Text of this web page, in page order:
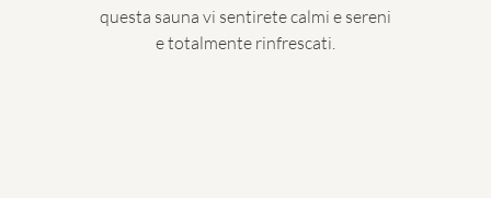
questa sauna vi sentirete calmi e sereni
e totalmente rinfrescati.